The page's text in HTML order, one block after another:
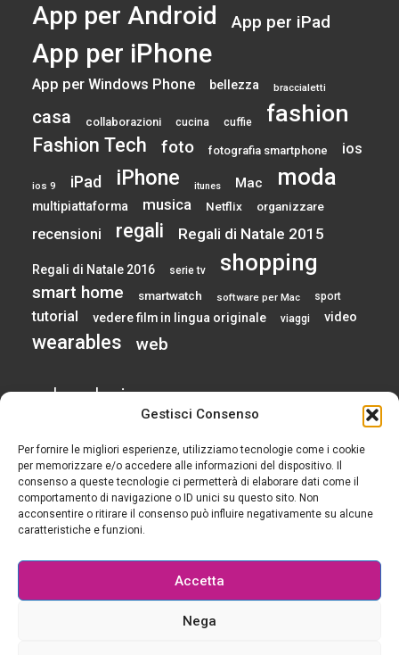
Gestisci Consenso
Per fornire le migliori esperienze, utilizziamo tecnologie come i cookie
per memorizzare e/o accedere alle informazioni del dispositivo. Il
consenso a queste tecnologie ci permetterà di elaborare dati come il
comportamento di navigazione o ID unici su questo sito. Non
acconsentire o ritirare il consenso può influire negativamente su alcune
caratteristiche e funzioni.
Accetta
Nega
App per Android App per iPad
App per iPhone
App per Windows Phone bellezza braccialetti
casa collaborazioni cucina cuffie fashion
Fashion Tech foto fotografia smartphone ios
ios 9 iPad iPhone itunes Mac moda
multipiattaforma musica Netflix organizzare
recensioni regali Regali di Natale 2015
Regali di Natale 2016 serie tv shopping
smart home smartwatch software per Mac sport
tutorial vedere film in lingua originale viaggi video
wearables web
calendario
AGOSTO 2026
L M M G V S
1
2
10
11 12 13 14 15
16
20